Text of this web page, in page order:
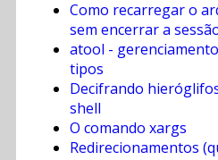
Como recarregar o
sem encerrar a
atool -
tipos
Decifrando
shell
O comando xargs
Redirecionamentos